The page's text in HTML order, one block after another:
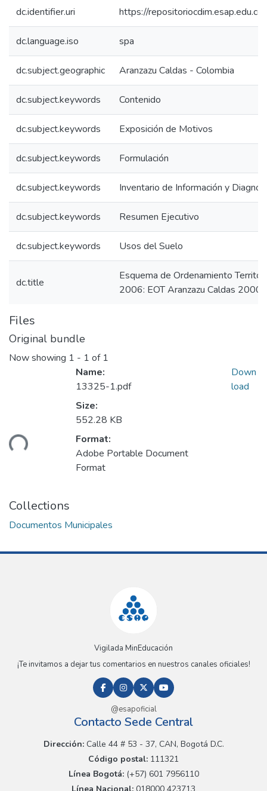
dc.identifier.uri https://
dc.language.iso spa
dc.subject.geographic Aranzazu Caldas - Colombia
dc.subject.keywords Contenido
dc.subject.keywords Exposición de Motivos
dc.subject.keywords Formulación
dc.subject.keywords Inventario de Información y
dc.subject.keywords Resumen Ejecutivo
dc.subject.keywords Usos del Suelo
dc.title
Esquema de Ordenamiento
2006: EOT Aranzazu Caldas
Files
Original bundle
Now showing 1 - 1 of 1
Name:
13325-1.pdf
Size:
552.28 KB
Format:
Adobe Portable Document
Format
Down
load
Collections
Documentos Municipales
Vigilada MinEducación
¡Te invitamos a dejar tus comentarios en nuestros canales oficiales!
@esapoficial
Contacto Sede Central
Dirección:Calle 44 # 53 - 37, CAN, Bogotá D.C.
Código postal: 111321
Línea Bogotá:(+57) 601 7956110